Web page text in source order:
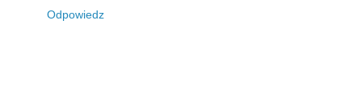
Odpowiedz